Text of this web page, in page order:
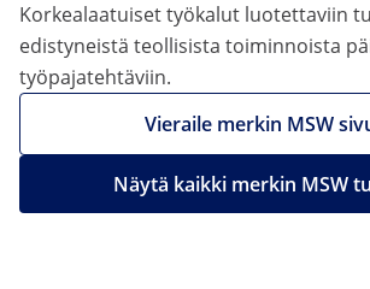
Korkealaatuiset työkalut luotettaviin
edistyneistä teollisista toiminnoista
työpajatehtäviin.
Vieraile merkin MSW
Näytä kaikki merkin MSW